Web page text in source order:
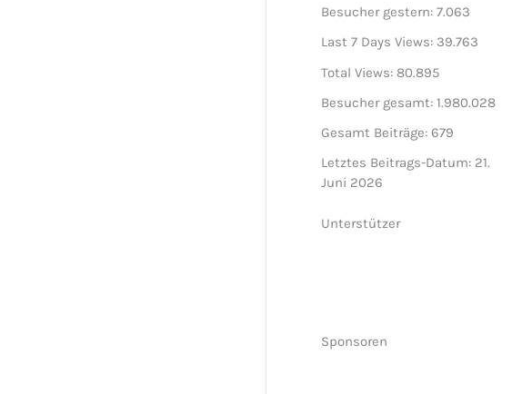
Besucher gestern:7.063
Last 7 Days Views: 39.763
Total Views: 80.895
Besucher gesamt:1.980.028
Gesamt Beiträge:679
Letztes Beitrags-Datum: 21.
Juni 2026
Unterstützer
Sponsoren